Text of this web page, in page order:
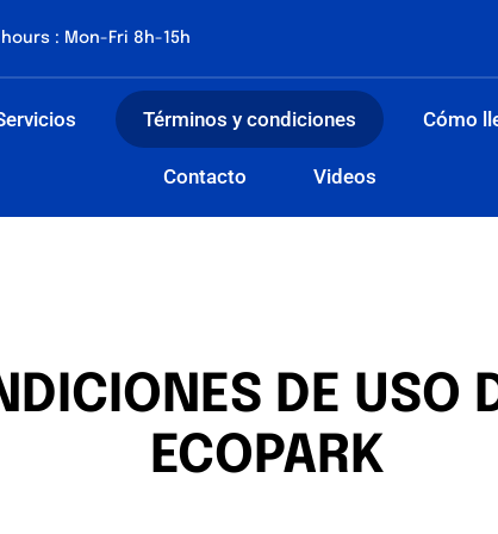
: Mon-Fri 8h-15h
Términos y condiciones Cómo
Contacto Videos
DE USO
ECOPARK